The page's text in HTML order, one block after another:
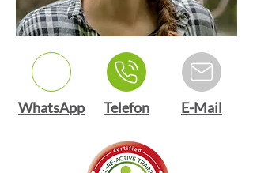
WhatsApp Telefon E-Mail